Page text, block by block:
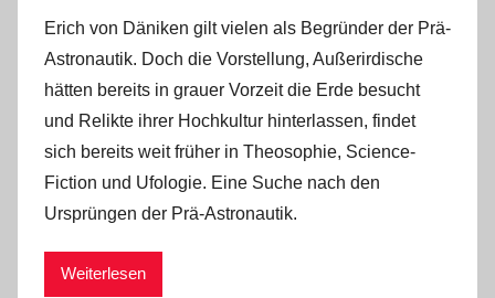
Erich von Däniken gilt vielen als Begründer der Prä-
Astronautik. Doch die Vorstellung, Außerirdische
hätten bereits in grauer Vorzeit die Erde besucht
und Relikte ihrer Hochkultur hinterlassen, findet
sich bereits weit früher in Theosophie, Science-
Fiction und Ufologie. Eine Suche nach den
Ursprüngen der Prä-Astronautik.
Weiterlesen